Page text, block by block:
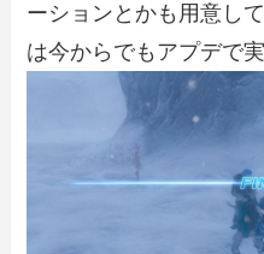
ーションとかも用意し
は今からでもアプデで